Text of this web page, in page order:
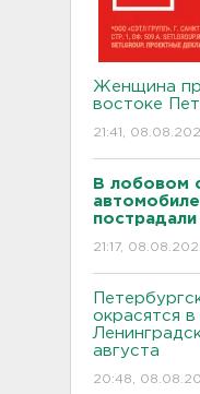
Женщина
востоке
21:41,
В лобовом
21:17,
окрасятся в
августа
20:48,